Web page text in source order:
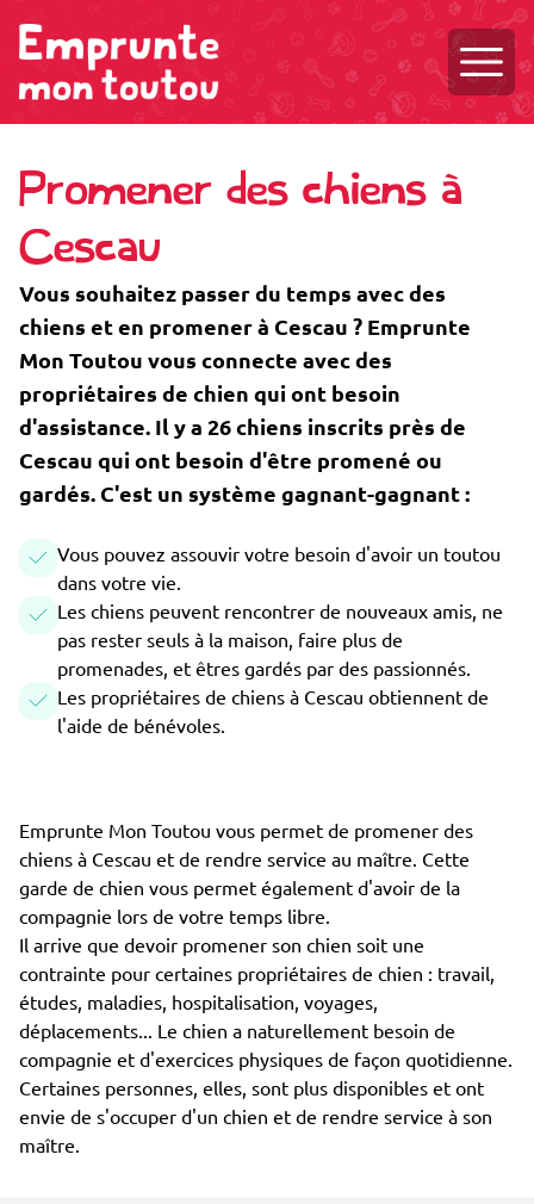
Promener des chiens à
Cescau
Vous souhaitez passer du temps avec des
chiens et en promener à Cescau ? Emprunte
Mon Toutou vous connecte avec des
propriétaires de chien qui ont besoin
d'assistance. Il y a 26 chiens inscrits près de
Cescau qui ont besoin d'être promené ou
gardés. C'est un système gagnant-gagnant :
Vous pouvez assouvir votre besoin d'avoir un toutou
dans votre vie.
Les chiens peuvent rencontrer de nouveaux amis, ne
pas rester seuls à la maison, faire plus de
promenades, et êtres gardés par des passionnés.
Les propriétaires de chiens à Cescau obtiennent de
l'aide de bénévoles.
Emprunte Mon Toutou vous permet de promener des
chiens à Cescau et de rendre service au maître. Cette
garde de chien vous permet également d'avoir de la
compagnie lors de votre temps libre.
Il arrive que devoir promener son chien soit une
contrainte pour certaines propriétaires de chien : travail,
études, maladies, hospitalisation, voyages,
déplacements... Le chien a naturellement besoin de
compagnie et d'exercices physiques de façon quotidienne.
Certaines personnes, elles, sont plus disponibles et ont
envie de s'occuper d'un chien et de rendre service à son
maître.